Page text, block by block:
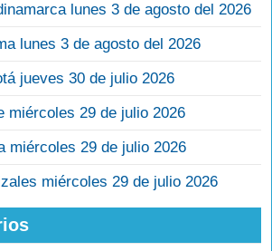
lunes 3 de agosto del 2026
lunes 3 de agosto del 2026
jueves 30 de julio 2026
miércoles 29 de julio 2026
miércoles 29 de julio 2026
miércoles 29 de julio 2026